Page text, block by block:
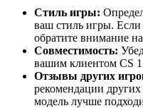
Стиль игры:
ваш стиль игры. Если
обратите внимание
Совместимость:
вашим клиентом CS
Отзывы других
рекомендации
модель лучше